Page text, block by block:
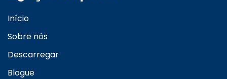
Início
Sobre nós
Descarregar
Blogue